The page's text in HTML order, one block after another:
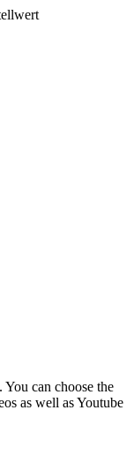
can choose the
as well as Youtube